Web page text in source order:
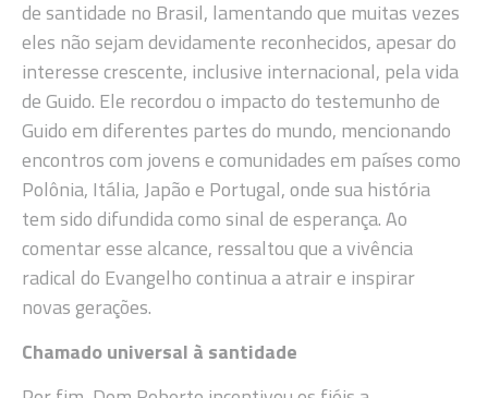
de santidade no Brasil, lamentando que muitas vezes
eles não sejam devidamente reconhecidos, apesar do
interesse crescente, inclusive internacional, pela vida
de Guido. Ele recordou o impacto do testemunho de
Guido em diferentes partes do mundo, mencionando
encontros com jovens e comunidades em países como
Polônia, Itália, Japão e Portugal, onde sua história
tem sido difundida como sinal de esperança. Ao
comentar esse alcance, ressaltou que a vivência
radical do Evangelho continua a atrair e inspirar
novas gerações.
Chamado universal à santidade